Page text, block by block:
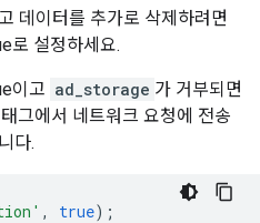
데이터를 추가로 삭제하려면
로 설정하세요.
이고 ad_storage 가 거부되면
그에서 네트워크 요청에 전송
다.
, true);